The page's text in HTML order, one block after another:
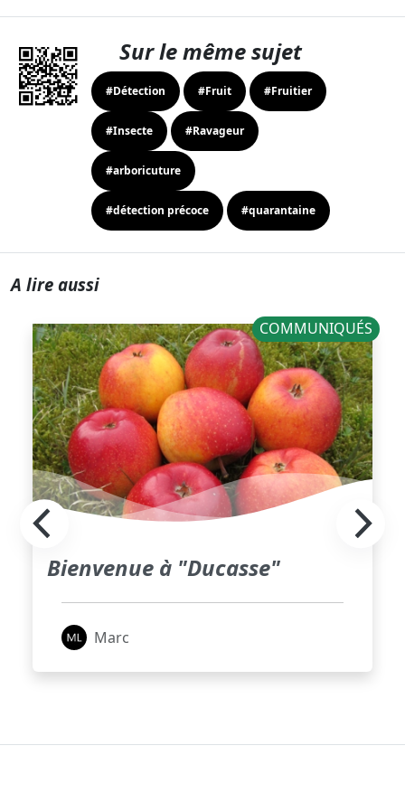
Sur le même sujet
#Détection #Fruit #Fruitier
#Insecte #Ravageur
#arboricuture
#détection précoce #quarantaine
A lire aussi
COMMUNIQUÉS
Bienvenue à "Ducasse"
Marc